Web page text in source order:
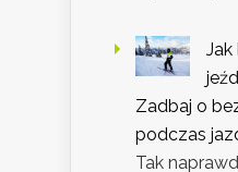
Zadbaj o
podczas
Tak